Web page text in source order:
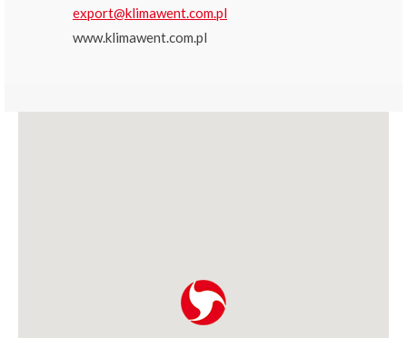
export@klimawent.com.pl
www.klimawent.com.pl